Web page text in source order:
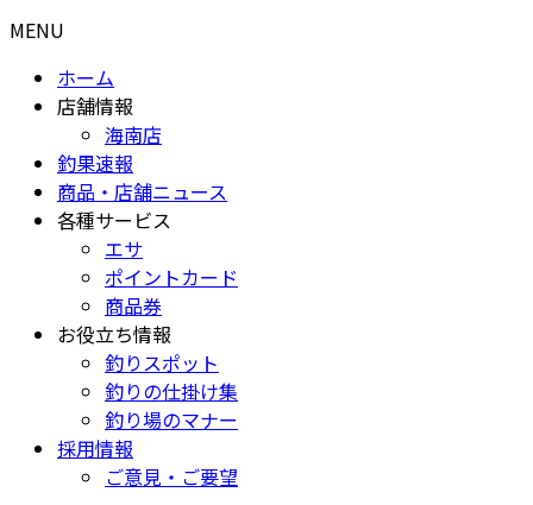
MENU
ホーム
店舗情報
海南店
釣果速報
商品・店舗ニュース
各種サービス
エサ
ポイントカード
商品券
お役立ち情報
釣りスポット
釣りの仕掛け集
釣り場のマナー
採用情報
ご意見・ご要望